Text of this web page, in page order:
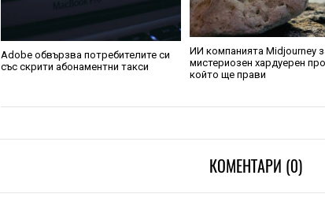
Adobe обвързва потребителите си
със скрити абонаментни такси
ИИ компанията Midjourney
мистериозен хардуерен
който ще прави
КОМЕНТАРИ (0)